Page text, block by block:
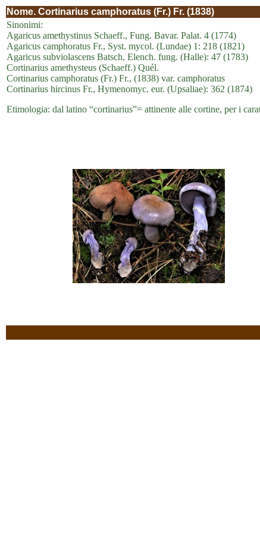
Nome. Cortinarius camphoratus (Fr.) Fr. (1838)
Sinonimi:
Agaricus amethystinus Schaeff., Fung. Bavar. Palat. 4 (1774)
Agaricus camphoratus Fr., Syst. mycol. (Lundae) 1: 218 (1821)
Agaricus subviolascens Batsch, Elench. fung. (Halle): 47 (1783)
Cortinarius amethysteus (Schaeff.) Quél.
Cortinarius camphoratus (Fr.) Fr., (1838) var. camphoratus
Cortinarius hircinus Fr., Hymenomyc. eur. (Upsaliae): 362 (1874)
Etimologia: dal latino “cortinarius”= attinente alle cortine, per i